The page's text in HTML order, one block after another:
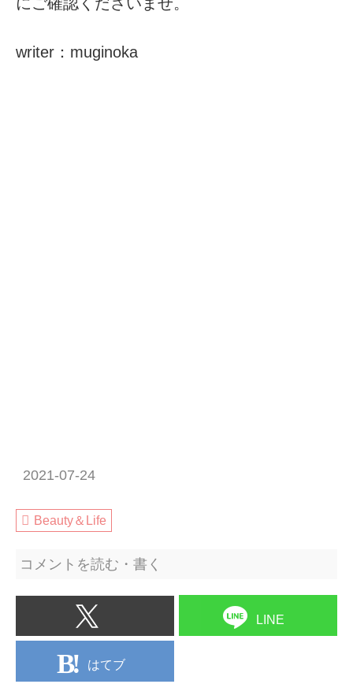
writer：muginoka
2021-07-24
Beauty＆Life
コメントを読む・書く
LINE
はてブ